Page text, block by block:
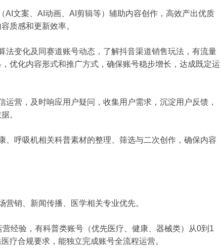
文案、AI动画、AI剪辑等）辅助内容创作，高效产出优质
质感和更新效率。
变化及同赛道账号动态，了解抖音渠道销售玩法，有流量
优化内容形式和推广方式，确保账号稳步增长，达成既定运
营，及时响应用户疑问，收集用户需求，沉淀用户反馈，
。
呼吸机相关科普素材的整理、筛选与二次创作，确保内容
销、新闻传播、医学相关专业优先。
验，有科普类账号（优先医疗、健康、器械类）从0到1
疗合规要求，能独立完成账号全流程运营。